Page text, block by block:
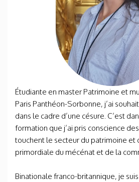
Étudiante en master Patrimoine et
Paris Panthéon-Sorbonne, j’ai
dans le cadre d’une césure. C’est
formation que j’ai pris conscience
touchent le secteur du patrimoine et
primordiale du mécénat et de la
Binationale franco-britannique, je